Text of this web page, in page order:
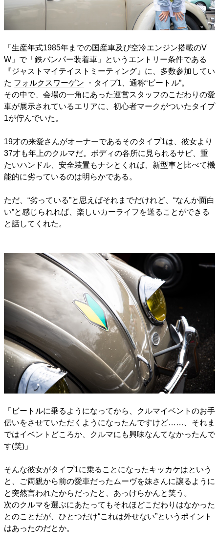
「生産年式1985年までの国産車及び空冷エンジン搭載のV
W」で「鉄バンパー装着車」というエントリー条件である
『ジャストマイテイストミーティング』に、多数参加してい
た フォルクスワーゲン
・タイプ1、通称“ビートル”。
その中で、会場の一角にあった運営スタッフのこだわりの愛
車が展示されているエリアに、初心者マークがついたタイプ
1が佇んでいた。
19才の来愛さんがオーナーであるそのタイプ1は、彼女より
37才も年上のクルマだ。ボディの各所に見られるサビ、重
たいハンドル、安全装置もナシとくれば、新型車と比べて機
能的に劣っているのは明らかである。
ただ、“劣っている”と思えばそれまでだけれど、“なんか面白
い”と感じられれば、楽しいカーライフを送ることができる
と話してくれた。
「ビートルに乗るようになってから、クルマイベントのお手
伝いをさせていただくようになったんですけど……、それま
ではイベントどころか、クルマにも興味なんてなかったんで
す(笑)」
そんな彼女がタイプ1に乗ることになったキッカケはという
と、ご両親から前の愛車だったムーヴを妹さんに譲るように
と突然言われたからだったと、あっけらかんと笑う。
次のクルマを選ぶにあたってもそれほどこだわりはなかった
とのことだが、ひとつだけ“これは外せない”というポイント
はあったのだとか。